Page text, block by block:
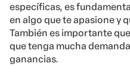
específicas, es
en algo que te apasione y
También es importante
que tenga mucha
ganancias.